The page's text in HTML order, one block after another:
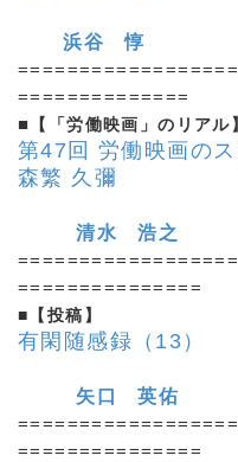
浜谷 惇
==============
■ 【「労働映画」のリアル
第47回 労働映画の
森繁 久彌
清水 浩之
===============
■【投稿】
有閑随感録（13）
矢口 英佑
===============